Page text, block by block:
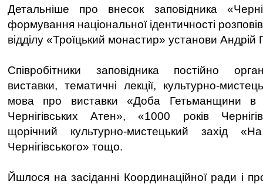
Детальніше про внесок заповідника
формування національної ідентичності
відділу «Троїцький монастир» установи Андрій
Співробітники заповідника постійно
виставки, тематичні лекції, культурно-
мова про виставки «Доба Гетьманщини в
Чернігівських Атен», «1000 років
щорічний культурно-мистецький захід
Чернігівського» тощо.
Йшлося на засіданні Координаційної ради і